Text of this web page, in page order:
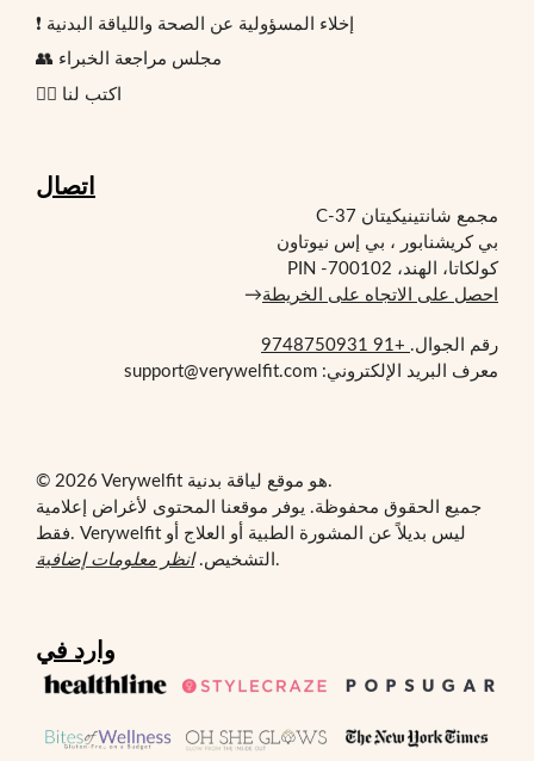
❗ إخلاء المسؤولية عن الصحة واللياقة البدنية
👥 مجلس مراجعة الخبراء
✍🏻 اكتب لنا
اتصال
مجمع شانتينيكيتان C-37
بي كريشنابور ، بي إس نيوتاون
كولكاتا، الهند، PIN -700102
احصل على الاتجاه على الخريطة→
رقم الجوال. +91 9748750931
معرف البريد الإلكتروني: support@verywelfit.com
© 2026 Verywelfit هو موقع لياقة بدنية.
جميع الحقوق محفوظة. يوفر موقعنا المحتوى لأغراض إعلامية
فقط. Verywelfit ليس بديلاً عن المشورة الطبية أو العلاج أو
التشخيص.انظر معلومات إضافية .
وارد في